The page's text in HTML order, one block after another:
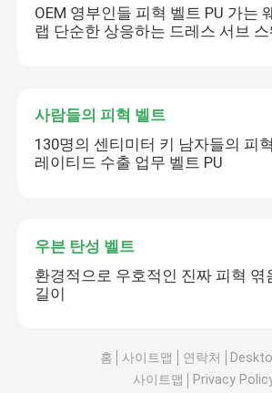
OEM 영부인들 피혁 벨트 PU 가는
랩 단순한 상응하는 드레스 서브
사람들의 피혁 벨트
130명의 센티미터 키 남자들의 피
레이티드 수출 업무 벨트 PU
우븐 탄성 벨트
환경적으로 우호적인 진짜 피혁 엮
길이
홈 사이트맵 연락처
사이트맵
Privacy